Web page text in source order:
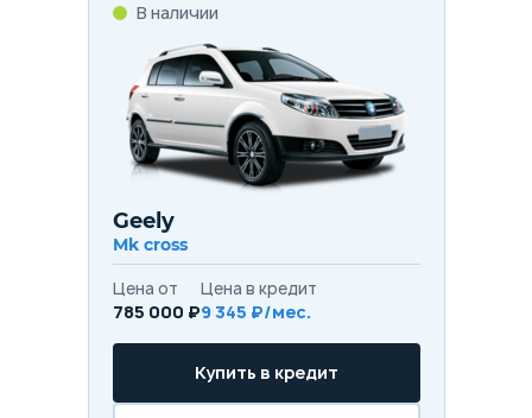
В наличии
Geely
Mk cross
Цена от
785 000 ₽
Цена в кредит
9 345 ₽/мес.
Купить в кредит